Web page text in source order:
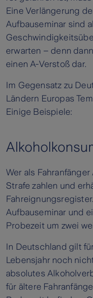
Eine Verlängerung
Aufbauseminar sind
erwarten – denn
einen A-Verstoß dar.
Im Gegensatz zu
Ländern Europas
Einige Beispiele:
Wer als
Strafe zahlen und
Aufbauseminar und
Probezeit um zwei
In Deutschland gilt
Lebensjahr noch
absolutes
für ältere